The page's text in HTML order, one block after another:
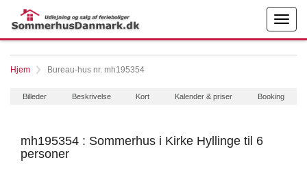
Hjem Bureau-hus nr. mh195354
Billeder Beskrivelse Kort Kalender & priser Booking
mh195354 : Sommerhus i Kirke Hyllinge til 6
personer